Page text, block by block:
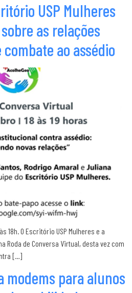
USP Mulheres
as relações
ao assédio
18h. O Escritório USP Mulheres e a
Roda de Conversa Virtual, desta vez com
[…]
modems para alunos